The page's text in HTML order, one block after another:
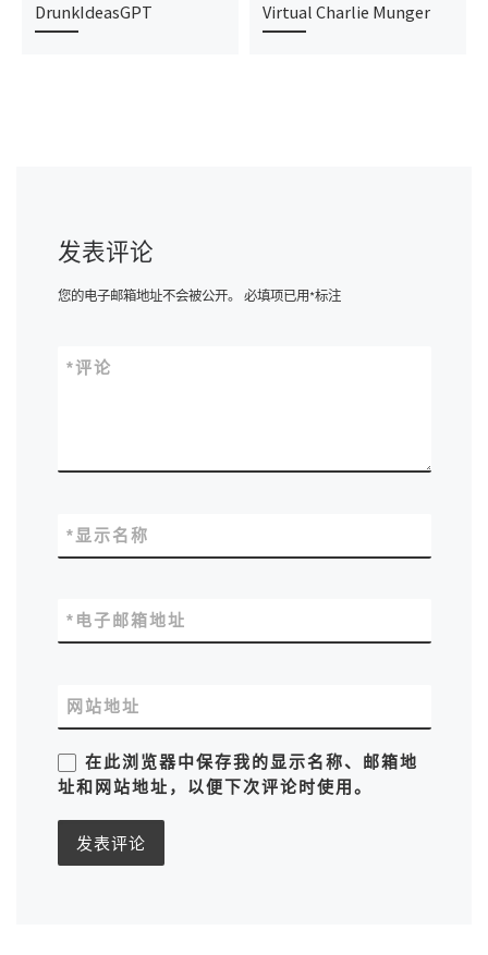
DrunkIdeasGPT Virtual Charlie Munger
发表评论
您的电子邮箱地址不会被公开。 必填项已用*标注
评论
*
显示名称
*
电子邮箱地址
*
网站地址
在此浏览器中保存我的显示名称、邮箱地
址和网站地址，以便下次评论时使用。